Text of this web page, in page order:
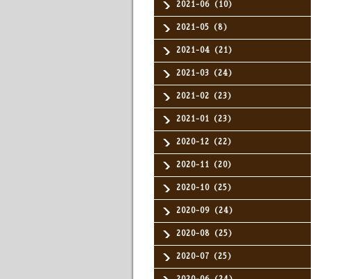
2021-06（10）
2021-05（8）
2021-04（21）
2021-03（24）
2021-02（23）
2021-01（23）
2020-12（22）
2020-11（20）
2020-10（25）
2020-09（24）
2020-08（25）
2020-07（25）